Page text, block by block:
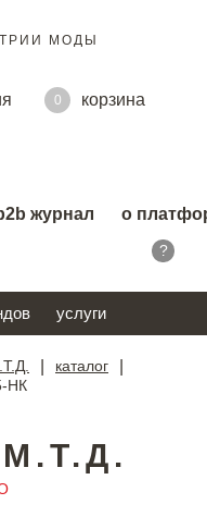
МОДЫ
0
корзина
журнал о
?
услуги
каталог
НК